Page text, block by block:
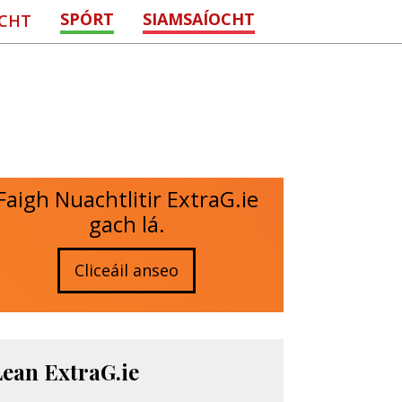
SPÓRT SIAMSAÍOCHT
Nuachtlitir ExtraG.ie
gach lá.
Cliceáil anseo
ExtraG.ie